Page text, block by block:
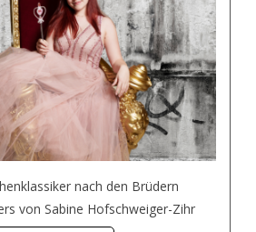
nach den Brüdern
von Sabine Hofschweiger-Zihr